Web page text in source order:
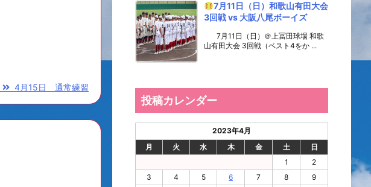
4月15日 通常練習
7月11日（日）和歌山有田大会
3回戦 vs 大阪八尾ボーイズ
7月11日（日）＠上冨田球場 和歌
山有田大会 3回戦（ベスト4をか ...
投稿カレンダー
2023年4月
月
火 水 木 金 土
日
1
2
3
4 5 6 7 8
9